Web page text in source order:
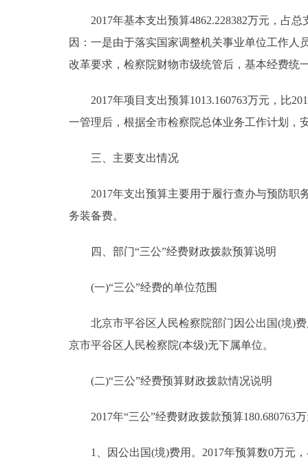
2017年基本支出预算4862.228382万元，占总
因：一是由于落实国家调整机关事业单位工作人
改革要求，检察院财物市级统管后，基本经费
2017年项目支出预算1013.160763万元，比
一管理后，根据全市检察院总体业务工作计划，
三、主要支出情况
2017年支出预算主要用于履行查办与预防职
务装备费。
四、部门“三公”经费财政拨款预算说明
(一)“三公”经费的单位范围
北京市平谷区人民检察院部门因公出国(境)费
京市平谷区人民检察院(本级)无下属单位。
(二)“三公”经费预算财政拨款情况说明
2017年“三公”经费财政拨款预算180.680763万
1、因公出国(境)费用。2017年预算数0万元，